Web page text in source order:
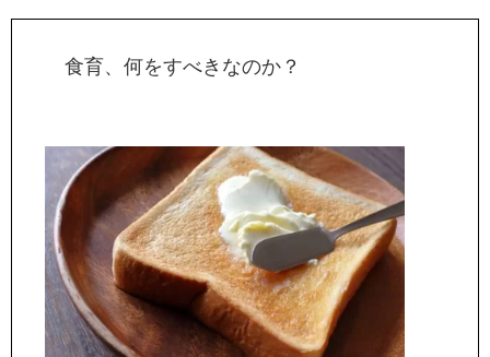
食育、何をすべきなのか？